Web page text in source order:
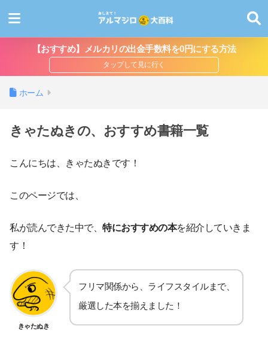
【おすすめ】メルカリの出金手数料を0円にする方法
ホーム
きゃたぬきの、おすすめ書籍一覧
こんにちは、きゃたぬきです！
このページでは、
私が読んできた中で、 特におすすめの本を紹介していきま
す！
きゃたぬき
フリマ関係から、ライフスタイルまで、
厳選した本を揃えました！